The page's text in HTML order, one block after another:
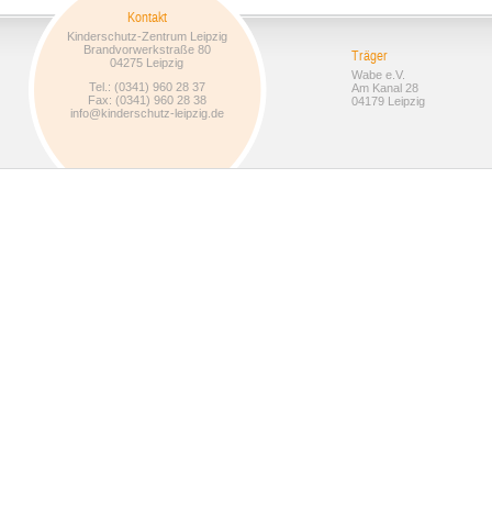
Kontakt
Kinderschutz-Zentrum Leipzig
Brandvorwerkstraße 80
04275 Leipzig
Tel.: (0341) 960 28 37
Fax: (0341) 960 28 38
info@kinderschutz-leipzig.de
Träger
Wabe e.V.
Am Kanal 28
04179 Leipzig